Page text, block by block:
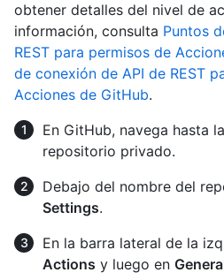
obtener detalles del nivel de
información, consulta Puntos
REST para permisos de
de conexión de API de REST
Acciones de GitHub.
En GitHub, navega hasta
repositorio privado.
Debajo del nombre del
Settings.
En la barra lateral de la
Actions y luego en